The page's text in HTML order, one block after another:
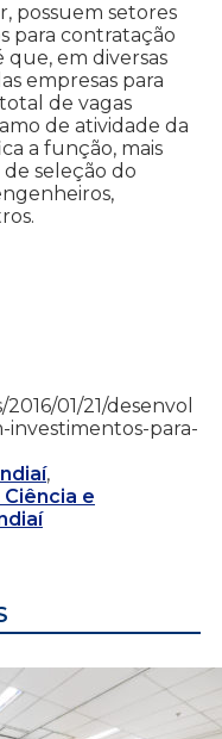
possuem setores
para contratação
em diversas
empresas para
de vagas
de atividade da
a função, mais
seleção do
01/21/desenvol
investimentos-para-
,
e